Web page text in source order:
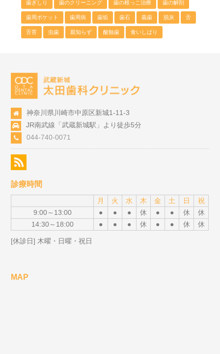
歯ぎしり 歯のクリーニング 歯の根っこ治療 歯の解剖
歯周ポケット 歯周病 歯垢 歯石 義歯 脱灰 舌
舌苔 虫歯 親知らず 酸蝕歯 食いしばり
神奈川県川崎市中原区新城1-11-3
JR南武線「武蔵新城駅」より徒歩5分
044-740-0071
診療時間
月 火 水 木 金 土 日
祝
9:00～13:00
● ● ● 休 ● ● 休
休
14:30～18:00
● ● ● 休 ● ● 休 休
[休診日] 木曜・日曜・祝日
MAP